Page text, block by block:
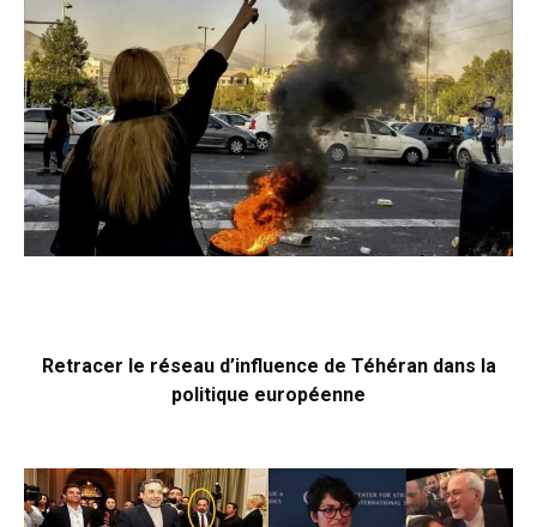
Retracer le réseau d’influence de Téhéran dans la
politique européenne